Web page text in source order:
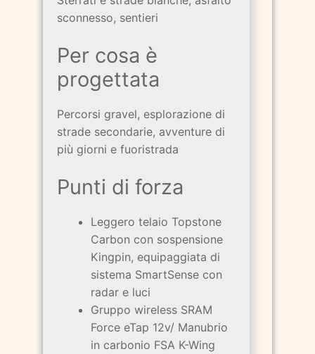
sconnesso, sentieri
Per cosa è
progettata
Percorsi gravel, esplorazione di
strade secondarie, avventure di
più giorni e fuoristrada
Punti di forza
Leggero telaio Topstone
Carbon con sospensione
Kingpin, equipaggiata di
sistema SmartSense con
radar e luci
Gruppo wireless SRAM
Force eTap 12v/ Manubrio
in carbonio FSA K-Wing